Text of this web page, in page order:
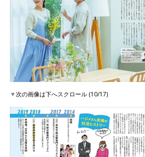
▼次の画像は下へスクロール (10/17)